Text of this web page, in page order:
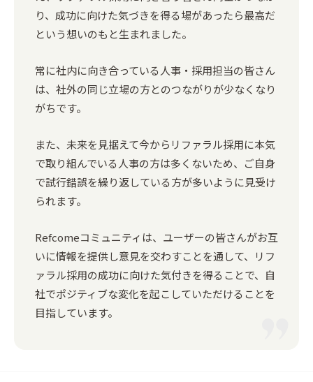
り、成功に向けた気づきを得る場があったら最高だ
という想いのもと生まれました。
常に社内に向き合っている人事・採用担当の皆さん
は、社外の同じ立場の方とのつながりが少なくなり
がちです。
また、未来を見据えて今からリファラル採用に本気
で取り組んでいる人事の方は多くないため、ご自身
で試行錯誤を繰り返している方が多いように見受け
られます。
Refcomeコミュニティは、ユーザーの皆さんがお互
いに情報を提供し意見を交わすことを通して、リフ
ァラル採用の成功に向けた気付きを得ることで、自
社でポジティブな変化を起こしていただけることを
目指しています。